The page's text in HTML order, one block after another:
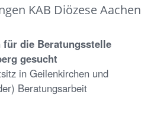
KAB Diözese Aachen
die Beratungsstelle
gesucht
in Geilenkirchen und
Beratungsarbeit